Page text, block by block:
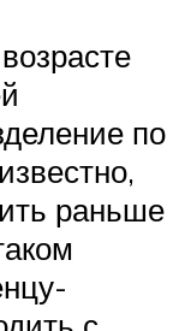
по
раньше